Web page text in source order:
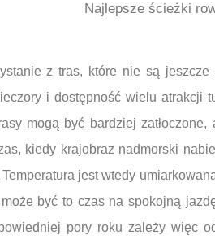
Najlepsze ścieżki
z tras, które nie są
i dostępność wielu atrakcji
mogą być bardziej zatłoczone,
kiedy krajobraz nadmorski
jest wtedy
być to czas na spokojną
pory roku zależy więc